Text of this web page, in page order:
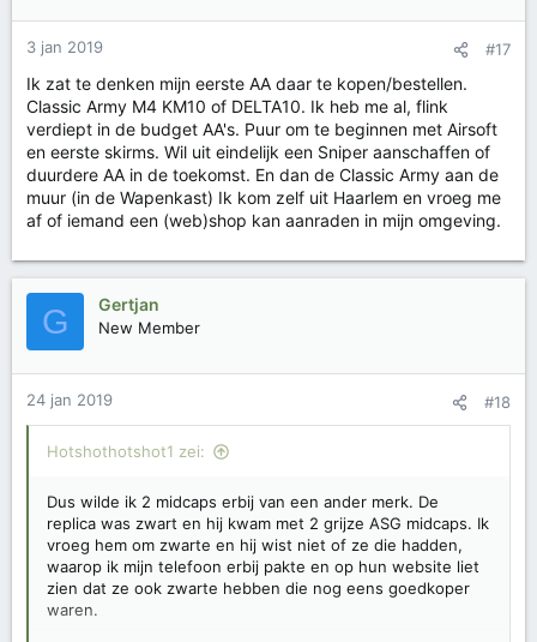
n
e
n
:
3 jan 2019 #17
Ik zat te denken mijn eerste AA daar te kopen/bestellen.
Classic Army M4 KM10 of DELTA10. Ik heb me al, flink
verdiept in de budget AA's. Puur om te beginnen met Airsoft
en eerste skirms. Wil uit eindelijk een Sniper aanschaffen of
duurdere AA in de toekomst. En dan de Classic Army aan de
muur (in de Wapenkast) Ik kom zelf uit Haarlem en vroeg me
af of iemand een (web)shop kan aanraden in mijn omgeving.
G Gertjan
New Member
24 jan 2019 #18
Hotshothotshot1 zei:
Dus wilde ik 2 midcaps erbij van een ander merk. De
replica was zwart en hij kwam met 2 grijze ASG midcaps. Ik
vroeg hem om zwarte en hij wist niet of ze die hadden,
waarop ik mijn telefoon erbij pakte en op hun website liet
zien dat ze ook zwarte hebben die nog eens goedkoper
waren.